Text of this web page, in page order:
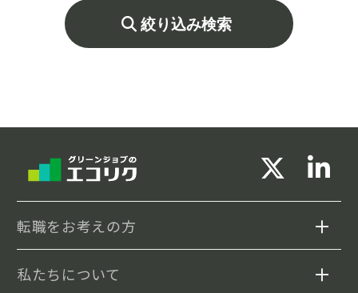
絞り込み検索
転職をお考えの方
求人検索
私たちについて